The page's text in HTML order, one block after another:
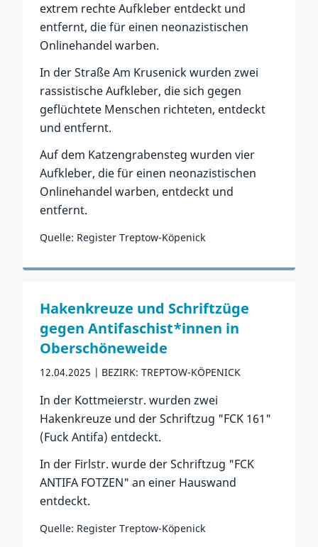
extrem rechte Aufkleber entdeckt und
entfernt, die für einen neonazistischen
Onlinehandel warben.
In der Straße Am Krusenick wurden zwei
rassistische Aufkleber, die sich gegen
geflüchtete Menschen richteten, entdeckt
und entfernt.
Auf dem Katzengrabensteg wurden vier
Aufkleber, die für einen neonazistischen
Onlinehandel warben, entdeckt und
entfernt.
Quelle: Register Treptow-Köpenick
Zum Vorfall
Hakenkreuze und Schriftzüge
gegen Antifaschist*innen in
Oberschöneweide
12.04.2025 BEZIRK: TREPTOW-KÖPENICK
In der Kottmeierstr. wurden zwei
Hakenkreuze und der Schriftzug "FCK 161"
(Fuck Antifa) entdeckt.
In der Firlstr. wurde der Schriftzug "FCK
ANTIFA FOTZEN" an einer Hauswand
entdeckt.
Quelle: Register Treptow-Köpenick